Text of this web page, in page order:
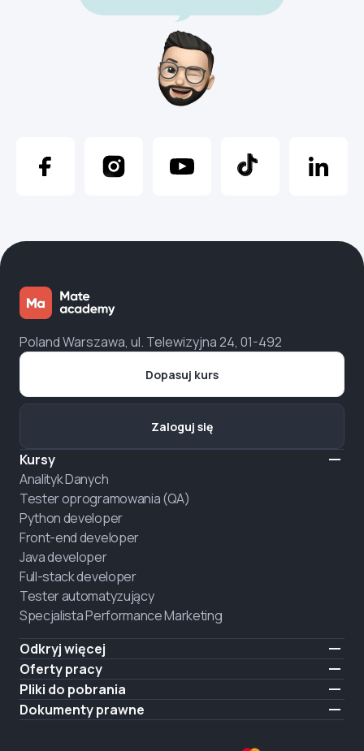
Poland Warszawa, ul. Telewizyjna 24, 01-492
Kursy
Analityk Danych
Tester oprogramowania (QA)
Python developer
Front-end developer
Java developer
Full-stack developer
Tester automatyzujący
Specjalista Performance Marketing
Odkryj więcej
Formaty nauczania
O nas
Ogłoszenie
Oferty pracy
Zatrudnij absolwenta
Pliki do pobrania
iOS
Dokumenty prawne
Dopasuj kurs
Zaloguj się